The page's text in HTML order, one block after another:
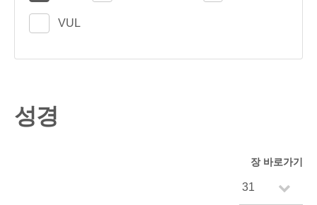
VUL
성경
장 바로가기